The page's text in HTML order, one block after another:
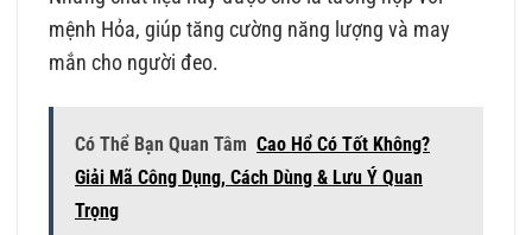
mệnh Hỏa, giúp tăng cường năng lượng và may
mắn cho người đeo.
Có Thể Bạn Quan Tâm Cao Hổ Có Tốt Không?
Giải Mã Công Dụng, Cách Dùng & Lưu Ý Quan
Trọng